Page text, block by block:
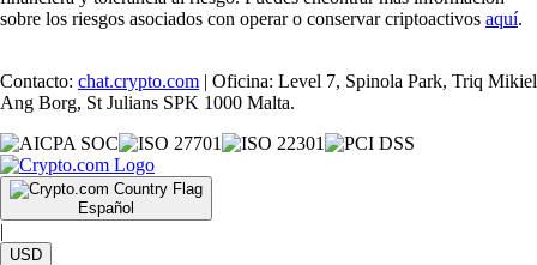
sobre los riesgos asociados con operar o conservar criptoactivos aquí.
Contacto: chat.crypto.com | Oficina: Level 7, Spinola Park, Triq Mikiel
Ang Borg, St Julians SPK 1000 Malta.
Español
|
USD